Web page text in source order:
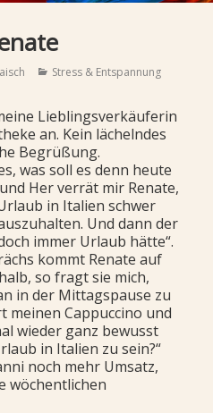
Categories
Stress & Entspannung
Lieblingsverkäuferin
an. Kein lächelndes
Begrüßung.
was soll es denn heute
Her verrät mir Renate,
in Italien schwer
Und dann der
immer Urlaub hätte“.
kommt Renate auf
so fragt sie mich,
in der Mittagspause zu
meinen Cappuccino und
wieder ganz bewusst
in Italien zu sein?“
noch mehr Umsatz,
wöchentlichen